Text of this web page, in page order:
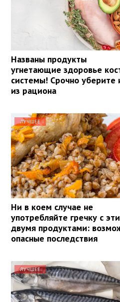
Названы продукты
угнетающие здоровье
системы! Срочно уберите
из рациона
ЛУЧШЕЕ
Ни в коем случае не
употребляйте гречку с
двумя продуктами:
опасные последствия
ЛУЧШЕЕ